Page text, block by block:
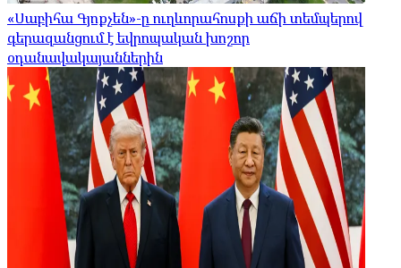
«Սաբիհա Գյոքչեն»-ը ուղևորահոսքի աճի տեմպերով
գերազանցում է եվրոպական խոշոր
օդանավակայաններին